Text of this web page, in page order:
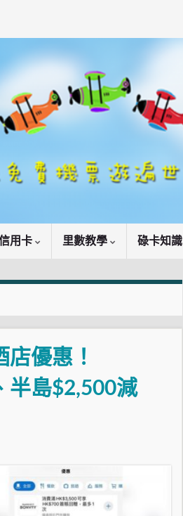
用卡 里數教學 碌卡知識
店優惠！
半島$2,500減